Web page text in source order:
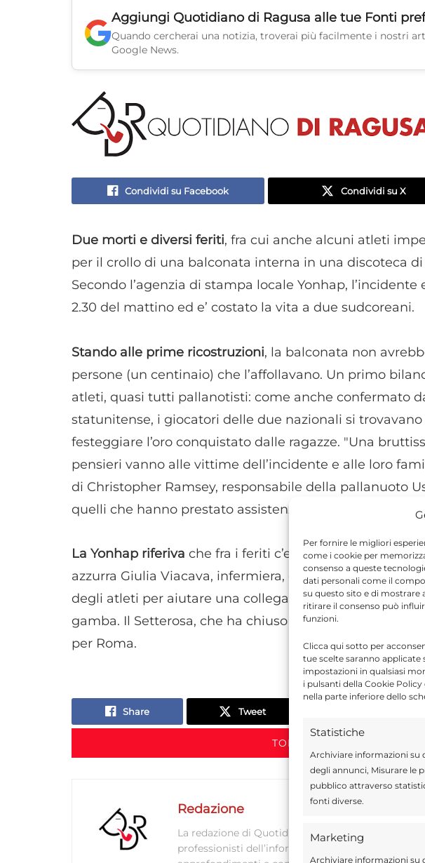
Per fornire le migliori
come i cookie per
consenso a queste
dati personali come il
su questo sito e di mostrare
ritirare il consenso può
funzioni.
Clicca qui sotto per
tue scelte saranno applicate
impostazioni in qualsiasi
i pulsanti della Cookie
nella parte inferiore dello
Statistiche
Archiviare informazioni su
degli annunci, Misurare le
pubblico attraverso
fonti diverse.
Marketing
Archiviare informazioni su
Aggiungi Quotidiano di Ragusa alle tue Fonti
Quando cercherai una notizia, troverai più facilmente i nostri
Google News.
Condividi su Facebook Condividi su X
Due morti e diversi feriti, fra cui anche alcuni atleti
per il crollo di una balconata interna in una discoteca
Secondo l’agenzia di stampa locale Yonhap, l’incidente
2.30 del mattino ed e’ costato la vita a due sudcoreani.
Stando alle prime ricostruzioni, la balconata non
persone (un centinaio) che l’affollavano. Un primo
atleti, quasi tutti pallanotisti: come anche confermato
statunitense, i giocatori delle due nazionali si
festeggiare l’oro conquistato dalle ragazze. "Una
pensieri vanno alle vittime dell’incidente e alle loro
di Christopher Ramsey, responsabile della pallanuoto
quelli che hanno prestato assistenza, i nostri atleti sono
La Yonhap riferiva che fra i feriti c’era anche
azzurra Giulia Viacava, infermiera, e’ intervenuta al
degli atleti per aiutare una collega americana che
gamba. Il Setterosa, che ha chiuso al sesto posto la
per Roma.
Share Tweet
TORNA IN ATTUALITÀ
Redazione
La redazione di Quotidianodiragusa.it è composta
professionisti dell’informazione che ogni giorno